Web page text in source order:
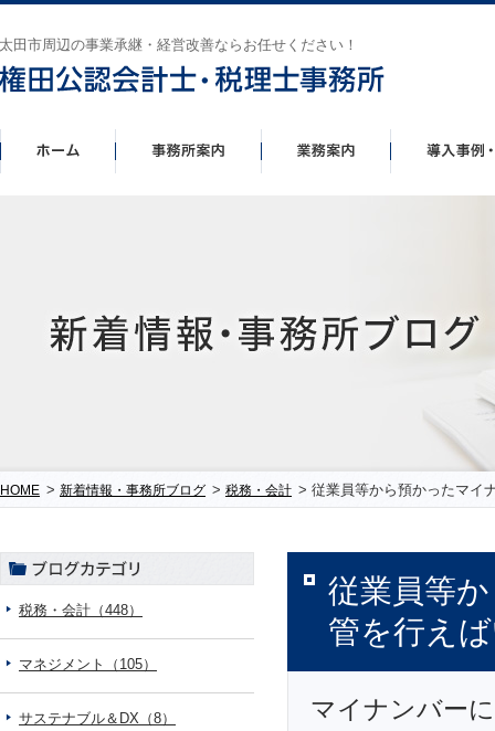
太田市周辺の事業承継・経営改善ならお任せください！
HOME > 新着情報・事務所ブログ > 税務・会計 > 従業員等から預かったマイ
従業員等
管を行え
マイナンバー
税務・会計（448）
マネジメント（105）
サステナブル＆DX（8）